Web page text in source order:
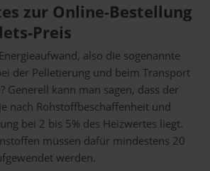
zur Online-Bestellung
Preis
also die sogenannte
der Pelletierung und beim Transport
Generell kann man sagen, dass der
nach Rohstoffbeschaffenheit und
bei 2 bis 5% des Heizwertes liegt.
müssen dafür mindestens 20
werden.